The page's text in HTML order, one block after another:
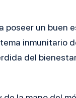
un buen
inmunitario
del